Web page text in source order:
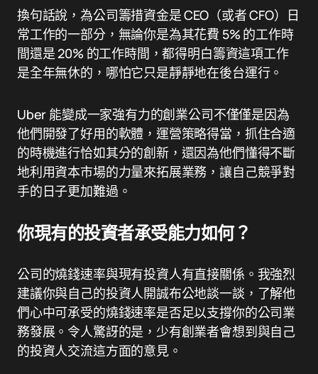
換句話說，為公司籌措資金是 CEO（或者 CFO）日
常工作的一部分，無論你是為其花費 5% 的工作時
間還是 20% 的工作時間，都得明白籌資這項工作
是全年無休的，哪怕它只是靜靜地在後台運行。
Uber 能變成一家強有力的創業公司不僅僅是因為
他們開發了好用的軟體，運營策略得當，抓住合適
的時機進行恰如其分的創新，還因為他們懂得不斷
地利用資本市場的力量來拓展業務，讓自己競爭對
手的日子更加難過。
你現有的投資者承受能力如何？
公司的燒錢速率與現有投資人有直接關係。我強烈
建議你與自己的投資人開誠布公地談一談，了解他
們心中可承受的燒錢速率是否足以支撐你的公司業
務發展。令人驚訝的是，少有創業者會想到與自己
的投資人交流這方面的意見。